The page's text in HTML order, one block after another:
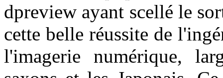
dpreview ayant scellé le
cette belle réussite de
l'imagerie numérique,